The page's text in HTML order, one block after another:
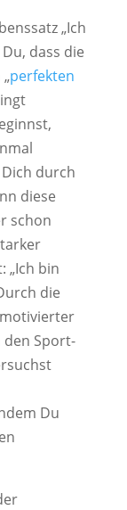
„Ich
dass die
perfekten
durch
diese
schon
„Ich bin
die
Sport-
Du